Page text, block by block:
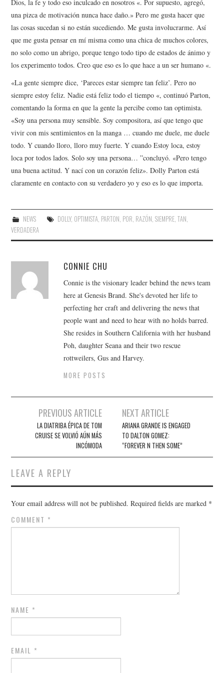
Dios, la fe y todo eso inculcado en nosotros «. Por supuesto, agregó,
una pizca de motivación nunca hace daño.» Pero me gusta hacer que
las cosas sucedan si no están sucediendo. Me gusta involucrarme. Así
que me gusta pensar en mí misma como una chica de muchos colores,
no solo como un abrigo, porque tengo todo tipo de estados de ánimo y
los experimento todos. Creo que eso es lo que hace a un ser humano «.
«La gente siempre dice, ‘Pareces estar siempre tan feliz’. Pero no
siempre estoy feliz. Nadie está feliz todo el tiempo «, continuó Parton,
comentando la forma en que la gente la percibe como tan optimista.
«Soy una persona muy sensible. Soy compositora, así que tengo que
vivir con mis sentimientos en la manga … cuando me duele, me duele
todo. Y cuando lloro, lloro muy fuerte. Y cuando Estoy loca, estoy
loca por todos lados. Solo soy una persona… ”concluyó. «Pero tengo
una buena actitud. Y nací con un corazón feliz». Dolly Parton está
claramente en contacto con su verdadero yo y eso es lo que importa.
NEWS DOLLY, OPTIMISTA, PARTON, POR, RAZÓN, SIEMPRE, TAN,
VERDADERA
CONNIE CHU
Connie is the visionary leader behind the news team
here at Genesis Brand. She's devoted her life to
perfecting her craft and delivering the news that
people want and need to hear with no holds barred.
She resides in Southern California with her husband
Poh, daughter Seana and their two rescue
rottweilers, Gus and Harvey.
MORE POSTS
navigation
PREVIOUS ARTICLE
LA DIATRIBA ÉPICA DE TOM
CRUISE SE VOLVIÓ AÚN MÁS
INCÓMODA
NEXT ARTICLE
ARIANA GRANDE IS ENGAGED
TO DALTON GOMEZ:
“FOREVER N THEN SOME”
LEAVE A REPLY
Your email address will not be published. Required fields are marked *
COMMENT *
NAME *
EMAIL *